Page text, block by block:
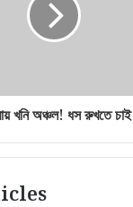
খনি অঞ্চল! ধস রুখতে চাই